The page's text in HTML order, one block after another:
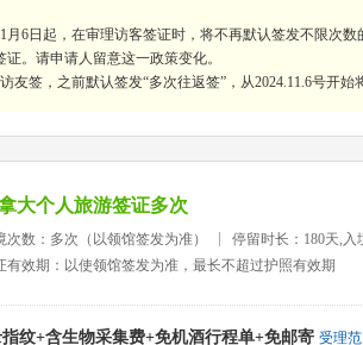
月6日起，在审理访客签证时，将不再默认签发不限次
。请申请人留意这一政策变化。
友签，之前默认签发“多次往返签”，从2024.11.6号开
大个人旅游签证多次
次数：多次（以领馆签发为准）
停留时长：180天,入
有效期：以使领馆签发为准，最长不超过护照有效期
纹+含生物采集费+免机酒行程单+免邮寄 受理范